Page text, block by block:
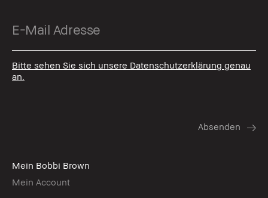
Bitte sehen Sie sich unsere Datenschutzerklärung genau
an.
Mein Bobbi Brown
Mein Account